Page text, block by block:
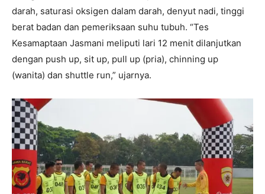
darah, saturasi oksigen dalam darah, denyut nadi, tinggi
berat badan dan pemeriksaan suhu tubuh. “Tes
Kesamaptaan Jasmani meliputi lari 12 menit dilanjutkan
dengan push up, sit up, pull up (pria), chinning up
(wanita) dan shuttle run,” ujarnya.